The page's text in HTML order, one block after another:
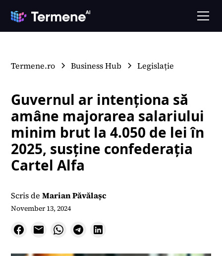
Termene.ro Business Hub Legislație
Guvernul ar intenționa să
amâne majorarea salariului
minim brut la 4.050 de lei în
2025, susține confederația
Cartel Alfa
Scris de Marian Păvălașc
November 13, 2024